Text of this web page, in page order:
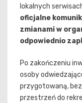
lokalnych
oficjalne
zmianami w
odpowiednio
Po zakończeniu
osoby
przygotowaną,
przestrzeń do